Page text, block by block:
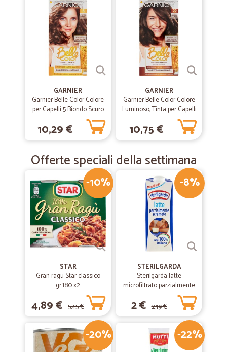
Puntuali e precisi
—Gloria T.
Tutto come concordato,ottimo servizio.
15/02/2019
—Emilio B.
Spedizione rapidissima e curata
Spedizione rapidissima e curata. Molto buono il il servizio e il prezzo.
GARNIER
Garnier Belle Color Colore
per Capelli 5 Biondo Scuro
10,29 €
GARNIER
Garnier Belle Color Colore
Luminoso, Tinta per Capelli
Bianchi 22 Castano
Naturale Nude
10,75 €
Offerte speciali della settimana
-10%
STAR
Gran ragu Star classico
gr.180 x2
4,89 € 5,45 €
-8%
STERILGARDA
Sterilgarda latte
microfiltrato parzialmente
2 € 2,19 €
-20% -22%